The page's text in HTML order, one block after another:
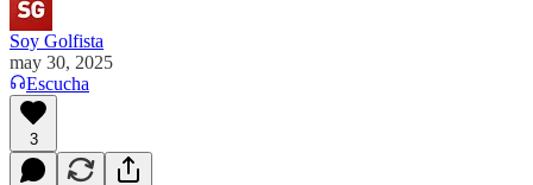
Soy Golfista
may 30, 2025
Escucha
3